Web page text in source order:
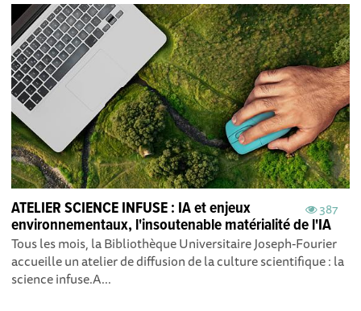
387
ATELIER SCIENCE INFUSE : IA et enjeux
environnementaux, l'insoutenable matérialité de l'IA
Tous les mois, la Bibliothèque Universitaire Joseph-Fourier
accueille un atelier de diffusion de la culture scientifique : la
science infuse.A...